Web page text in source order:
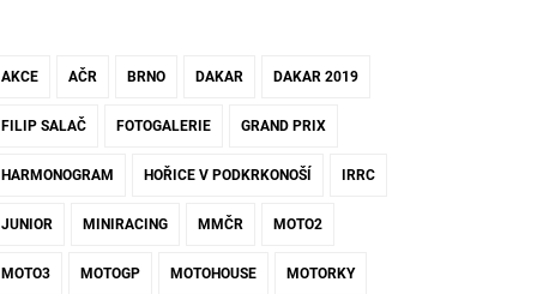
AKCE AČR BRNO DAKAR DAKAR 2019
FILIP SALAČ FOTOGALERIE GRAND PRIX
HARMONOGRAM HOŘICE V PODKRKONOŠÍ IRRC
JUNIOR MINIRACING MMČR MOTO2
MOTO3 MOTOGP MOTOHOUSE MOTORKY